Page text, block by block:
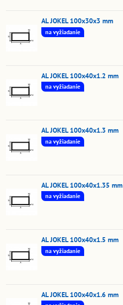
AL JOKEL 100x30x3 mm
na vyžiadanie
AL JOKEL 100x40x1.2 mm
na vyžiadanie
AL JOKEL 100x40x1.3 mm
na vyžiadanie
AL JOKEL 100x40x1.35 mm
na vyžiadanie
AL JOKEL 100x40x1.5 mm
na vyžiadanie
AL JOKEL 100x40x1.6 mm